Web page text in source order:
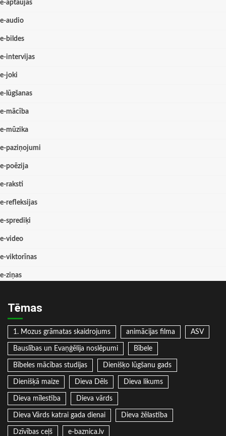
e-aptaujas
e-audio
e-bildes
e-intervijas
e-joki
e-lūgšanas
e-mācība
e-mūzika
e-paziņojumi
e-poēzija
e-raksti
e-refleksijas
e-sprediķi
e-video
e-viktorīnas
e-ziņas
Tēmas
1. Mozus grāmatas skaidrojums animācijas filma ASV
Bauslības un Evaņģēlija noslēpumi Bībele
Bībeles mācības studijas Dienišķo lūgšanu gads
Dienišķā maize Dieva Dēls Dieva likums
Dieva mīlestība Dieva vārds
Dieva Vārds katrai gada dienai Dieva žēlastība
Dzīvības ceļš e-baznica.lv